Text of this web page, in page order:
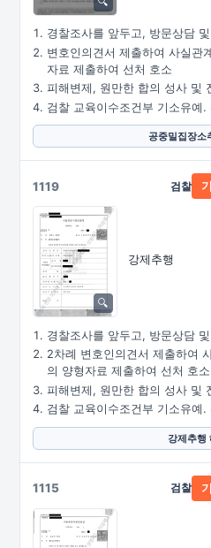
경찰조사를 앞두고, 방문상담
변호인의견서 제출하여 사실관
자료 제출하여 선처 호소
피해변제, 원만한 합의 성사 및
검찰 교육이수조건부 기소유예.
공중밀집장소
1119
강제추행
검찰
경찰조사를 앞두고, 방문상담
2차례 변호인의견서 제출하여
의 양형자료 제출하여 선처 호소
피해변제, 원만한 합의 성사 및
검찰 교육이수조건부 기소유예.
강제추행
1115 검찰